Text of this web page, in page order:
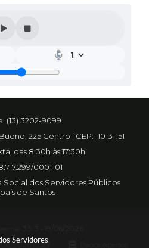
Servidores
(13) 3202-9099
225 Centro | CEP: 11013-151
das 8:30h às 17:30h
0001-01
dos Servidores Públicos
de Santos
2026 10:27